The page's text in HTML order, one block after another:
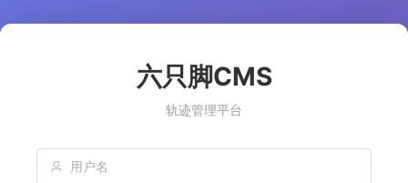
六只脚CMS
轨迹管理平台